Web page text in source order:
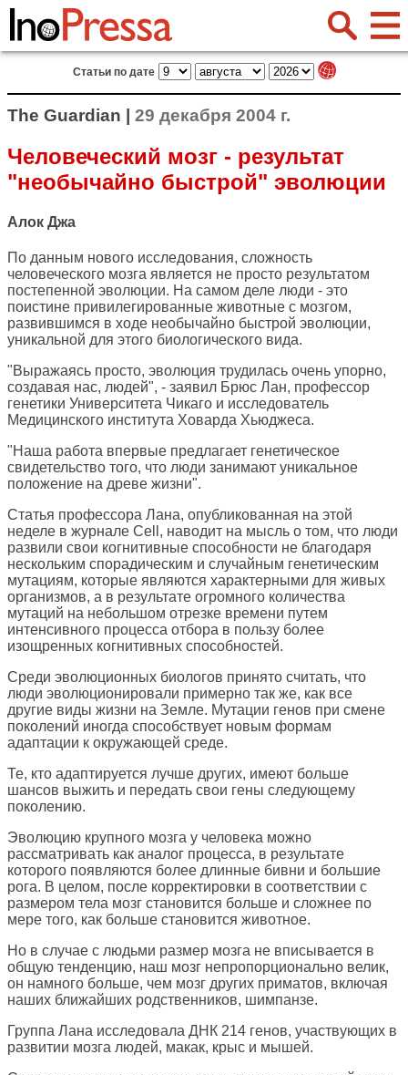
Статьи по дате
The Guardian | 29 декабря 2004 г.
Человеческий мозг - результат
"необычайно быстрой" эволюции
Алок Джа
По данным нового исследования, сложность
человеческого мозга является не просто результатом
постепенной эволюции. На самом деле люди - это
поистине привилегированные животные с мозгом,
развившимся в ходе необычайно быстрой эволюции,
уникальной для этого биологического вида.
"Выражаясь просто, эволюция трудилась очень упорно,
создавая нас, людей", - заявил Брюс Лан, профессор
генетики Университета Чикаго и исследователь
Медицинского института Ховарда Хьюджеса.
"Наша работа впервые предлагает генетическое
свидетельство того, что люди занимают уникальное
положение на древе жизни".
Статья профессора Лана, опубликованная на этой
неделе в журнале Cell, наводит на мысль о том, что люди
развили свои когнитивные способности не благодаря
нескольким спорадическим и случайным генетическим
мутациям, которые являются характерными для живых
организмов, а в результате огромного количества
мутаций на небольшом отрезке времени путем
интенсивного процесса отбора в пользу более
изощренных когнитивных способностей.
Среди эволюционных биологов принято считать, что
люди эволюционировали примерно так же, как все
другие виды жизни на Земле. Мутации генов при смене
поколений иногда способствует новым формам
адаптации к окружающей среде.
Те, кто адаптируется лучше других, имеют больше
шансов выжить и передать свои гены следующему
поколению.
Эволюцию крупного мозга у человека можно
рассматривать как аналог процесса, в результате
которого появляются более длинные бивни и большие
рога. В целом, после корректировки в соответствии с
размером тела мозг становится больше и сложнее по
мере того, как больше становится животное.
Но в случае с людьми размер мозга не вписывается в
общую тенденцию, наш мозг непропорционально велик,
он намного больше, чем мозг других приматов, включая
наших ближайших родственников, шимпанзе.
Группа Лана исследовала ДНК 214 генов, участвующих в
развитии мозга людей, макак, крыс и мышей.